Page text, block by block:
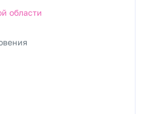
области